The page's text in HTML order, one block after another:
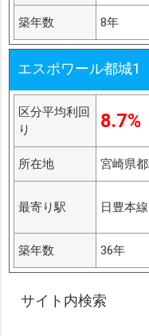
築年数 8年
エスポワール都城1
区分平均利回
り
8.7%
所在地 宮崎県
最寄り駅 日豊本
築年数 36年
サイト内検索